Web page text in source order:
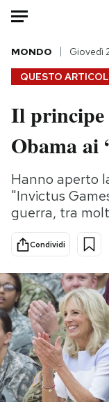
HOME
Italia
Politica
Tecnologia
Internet
Scienza
Cultura
Economia
Sport
PODCAST
NEWSLETTER
QUESTO
MONDO Giovedì
Il
Obama ai
Hanno aperto
"Invictus
guerra, tra
Condividi